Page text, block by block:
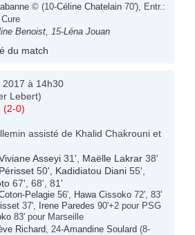
© (10-Céline Chatelain 70'), Entr.:
Benoist , 15-Léna Jouan
du match
2017 à 14h30
Lebert)
(2-0)
assisté de Khalid Chakrouni et
Asseyi 31', Maëlle Lakrar 38'
50', Kadidiatou Diani 55',
67', 68', 81'
Pelagie 56', Hawa Cissoko 72', 83'
37', Irene Paredes 90'+2 pour PSG
83' pour Marseille
Richard , 24-Amandine Soulard (8-